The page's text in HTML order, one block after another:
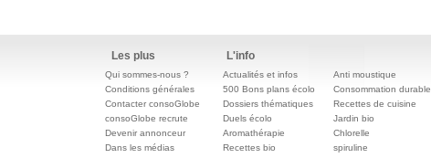
Les plus
Qui sommes-nous ?
Conditions générales
Contacter consoGlobe
consoGlobe recrute
Devenir annonceur
Dans les médias
L'info
Actualités et infos
500 Bons plans écolo
Dossiers thématiques
Duels écolo
Aromathérapie
Recettes bio
Anti moustique
Consommation durable
Recettes de cuisine
Jardin bio
Chlorelle
spiruline